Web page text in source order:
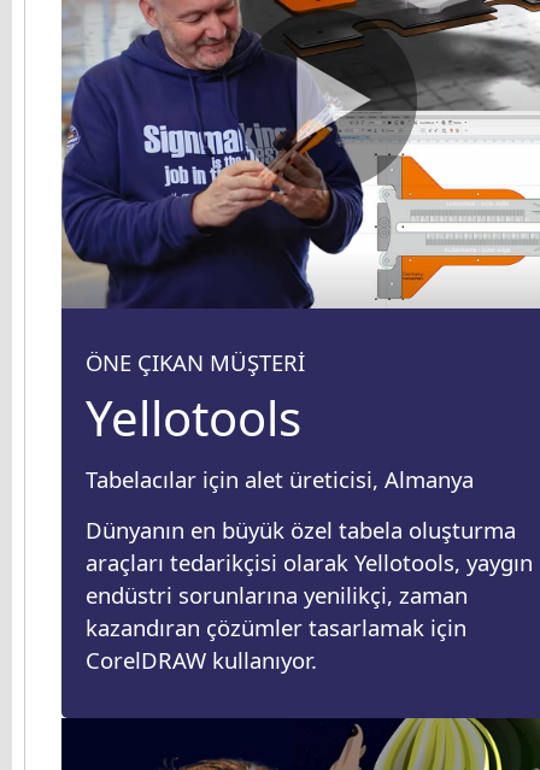
ÖNE ÇIKAN MÜŞTERİ
Yellotools
Tabelacılar için alet üreticisi, Almanya
Dünyanın en büyük özel tabela oluşturma
araçları tedarikçisi olarak Yellotools, yaygın
endüstri sorunlarına yenilikçi, zaman
kazandıran çözümler tasarlamak için
CorelDRAW kullanıyor.